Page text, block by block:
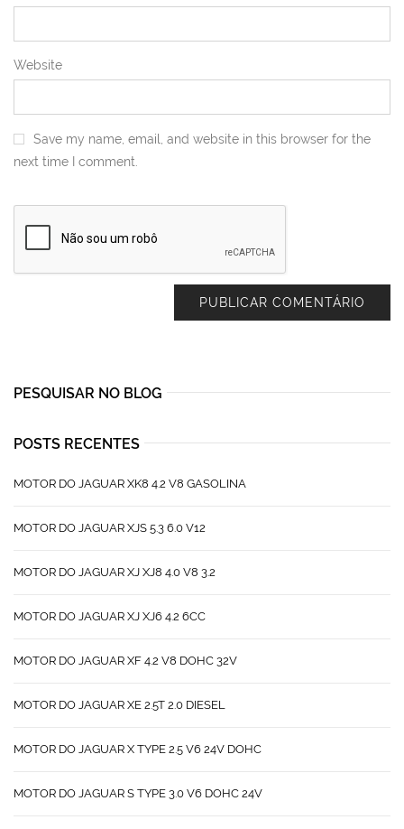
Website
Save my name, email, and website in this browser for the
next time I comment.
PESQUISAR NO BLOG
POSTS RECENTES
MOTOR DO JAGUAR XK8 4.2 V8 GASOLINA
MOTOR DO JAGUAR XJS 5.3 6.0 V12
MOTOR DO JAGUAR XJ XJ8 4.0 V8 3.2
MOTOR DO JAGUAR XJ XJ6 4.2 6CC
MOTOR DO JAGUAR XF 4.2 V8 DOHC 32V
MOTOR DO JAGUAR XE 2.5T 2.0 DIESEL
MOTOR DO JAGUAR X TYPE 2.5 V6 24V DOHC
MOTOR DO JAGUAR S TYPE 3.0 V6 DOHC 24V